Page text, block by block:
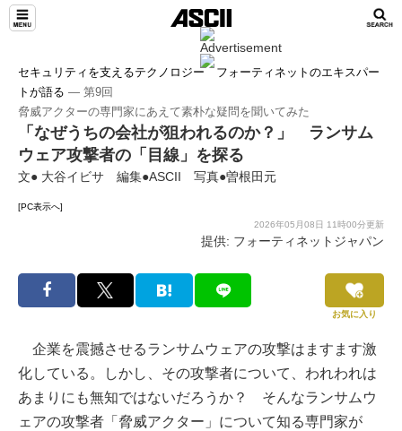
セキュリティを支えるテクノロジー フォーティネットのエキスパー
トが語る ― 第9回
脅威アクターの専門家にあえて素朴な疑問を聞いてみた
「なぜうちの会社が狙われるのか？」 ランサム
ウェア攻撃者の「目線」を探る
文● 大谷イビサ 編集●ASCII 写真●曽根田元
[PC表示へ]
2026年05月08日 11時00分更新
提供: フォーティネットジャパン
お気に入り
企業を震撼させるランサムウェアの攻撃はますます激
化している。しかし、その攻撃者について、われわれは
あまりにも無知ではないだろうか？ そんなランサムウ
ェアの攻撃者「脅威アクター」について知る専門家が